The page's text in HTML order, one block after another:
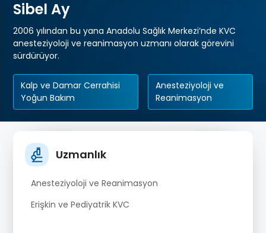
Sibel Ay
2006 yılından bu yana Anadolu Sağlık Merkezi’nde KVC
anesteziyoloji ve reanimasyon uzmanı olarak görevini
sürdürüyor.
Kalp ve Damar Cerrahisi
Yoğun Bakım
Anesteziyoloji ve
Reanimasyon
Uzmanlık
Anesteziyoloji ve Reanimasyon
Erişkin ve Pediyatrik KVC